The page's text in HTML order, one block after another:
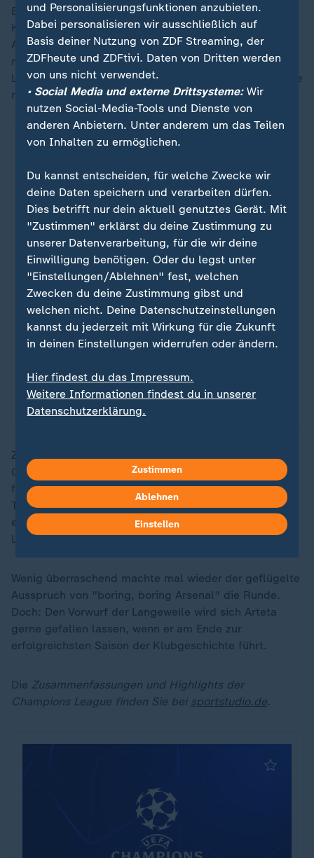
Eine Stilkritik, von der sich die Engländer auch in der
Königsklasse nicht freimachen können. Ab dem
Achtelfinale schoss Artetas Team in sechs Spielen
magere sechs Tore. Und das gegen Gegner wie
Leverkusen, Sporting Lissabon und Atletico Madrid, die
nicht zur absoluten europäischen Spitze zählen.
Sport
Schland in Sicht!
Vor der WM 2006 steht der deutsche Fußball am
Abgrund. Jürgen Klinsmanns Revolution droht zu
scheitern – bis sein junges Team das Land
elektrisiert und das Sommermärchen beginnt.
Zum Vergleich: PSG traf im Achtelfinal-Hinspiel gegen
Chelsea und im Halbfinal-Heimspiel gegen Bayern je
fünfmal und erzielte im Vergleichszeitraum satte 18
Treffer. Den Nordlondonern hingegen gelang nur
einmal mehr als ein Tor - beim 2:0-Heimsieg gegen
Leverkusen im Achtelfinale.
Wenig überraschend machte mal wieder der geflügelte
Ausspruch von "boring, boring Arsenal" die Runde.
Doch: Den Vorwurf der Langeweile wird sich Arteta
gerne gefallen lassen, wenn er am Ende zur
erfolgreichsten Saison der Klubgeschichte führt.
Die Zusammenfassungen und Highlights der
Champions League finden Sie bei sportstudio.de.
und Personalisierungsfunktionen anzubieten.
Dabei personalisieren wir ausschließlich auf
Basis deiner Nutzung von ZDF Streaming, der
ZDFheute und ZDFtivi. Daten von Dritten werden
von uns nicht verwendet.
• Social Media und externe Drittsysteme:Wir
nutzen Social-Media-Tools und Dienste von
anderen Anbietern. Unter anderem um das Teilen
von Inhalten zu ermöglichen.
Du kannst entscheiden, für welche Zwecke wir
deine Daten speichern und verarbeiten dürfen.
Dies betrifft nur dein aktuell genutztes Gerät. Mit
"Zustimmen" erklärst du deine Zustimmung zu
unserer Datenverarbeitung, für die wir deine
Einwilligung benötigen. Oder du legst unter
"Einstellungen/Ablehnen" fest, welchen
Zwecken du deine Zustimmung gibst und
welchen nicht. Deine Datenschutzeinstellungen
kannst du jederzeit mit Wirkung für die Zukunft
in deinen Einstellungen widerrufen oder ändern.
Hier findest du das Impressum.
Weitere Informationen findest du in unserer
Datenschutzerklärung.
Zustimmen
Ablehnen
Einstellen